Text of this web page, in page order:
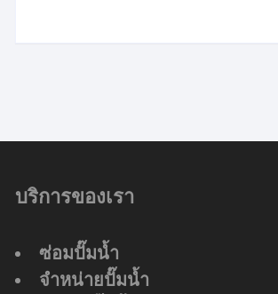
บริการของเรา
ซ่อมปั๊มน้ำ
จำหน่ายปั๊มน้ำ